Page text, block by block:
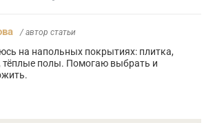
/ автор статьи
на напольных покрытиях: плитка,
тёплые полы. Помогаю выбрать и